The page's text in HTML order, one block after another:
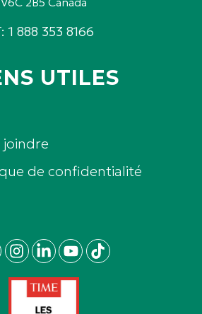
1 888 353 8166
UTILES
joindre
de confidentialité